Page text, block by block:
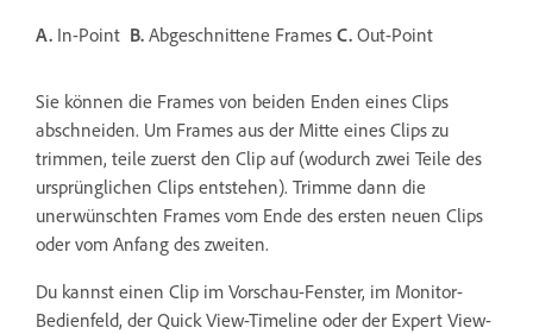
A. In-Point B. Abgeschnittene Frames C. Out-Point
Sie können die Frames von beiden Enden eines Clips
abschneiden. Um Frames aus der Mitte eines Clips zu
trimmen, teile zuerst den Clip auf (wodurch zwei Teile des
ursprünglichen Clips entstehen). Trimme dann die
unerwünschten Frames vom Ende des ersten neuen Clips
oder vom Anfang des zweiten.
Du kannst einen Clip im Vorschau-Fenster, im Monitor-
Bedienfeld, der Quick View-Timeline oder der Expert View-